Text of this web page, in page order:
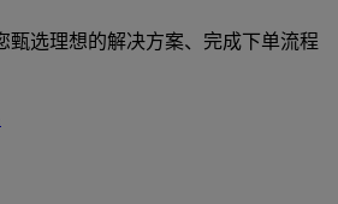
甄选理想的解决方案、完成下单流程